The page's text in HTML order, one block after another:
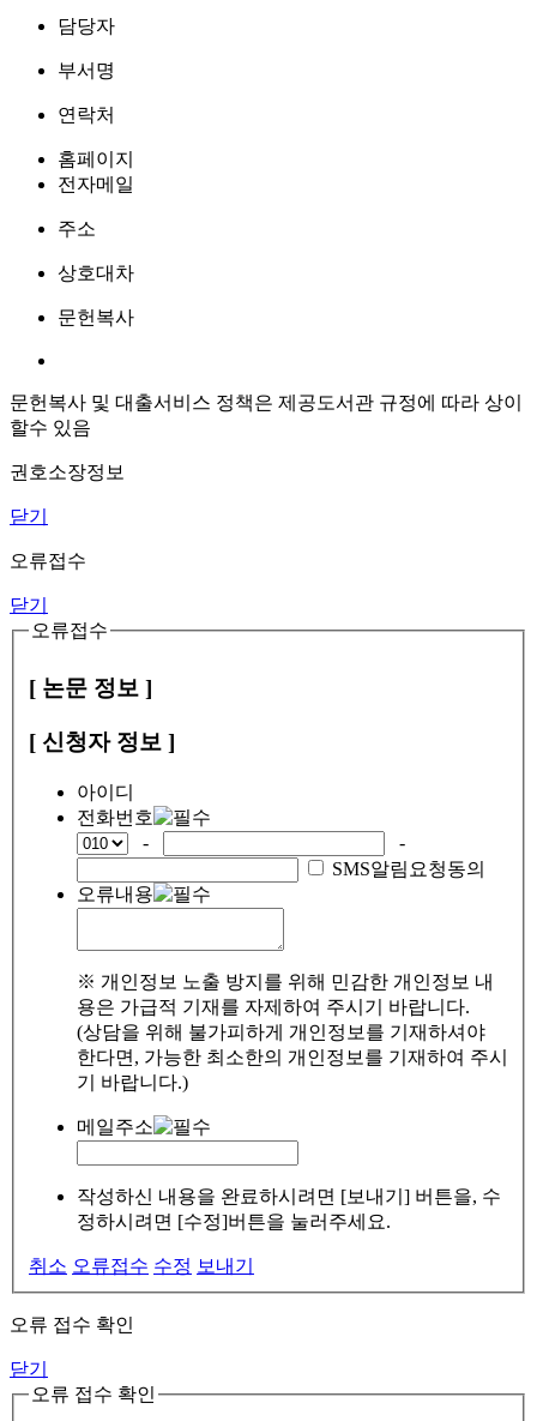
담당자
부서명
연락처
홈페이지
전자메일
주소
상호대차
문헌복사
문헌복사 및 대출서비스 정책은 제공도서관 규정에 따라 상이
할수 있음
권호소장정보
닫기
오류접수
닫기
오류접수
[ 논문 정보 ]
[ 신청자 정보 ]
아이디
전화번호
-
-
SMS알림요청동의
오류내용
※ 개인정보 노출 방지를 위해 민감한 개인정보 내
용은 가급적 기재를 자제하여 주시기 바랍니다.
(상담을 위해 불가피하게 개인정보를 기재하셔야
한다면, 가능한 최소한의 개인정보를 기재하여 주시
기 바랍니다.)
메일주소
작성하신 내용을 완료하시려면 [보내기] 버튼을, 수
정하시려면 [수정]버튼을 눌러주세요.
취소 오류접수 수정 보내기
오류 접수 확인
닫기
오류 접수 확인